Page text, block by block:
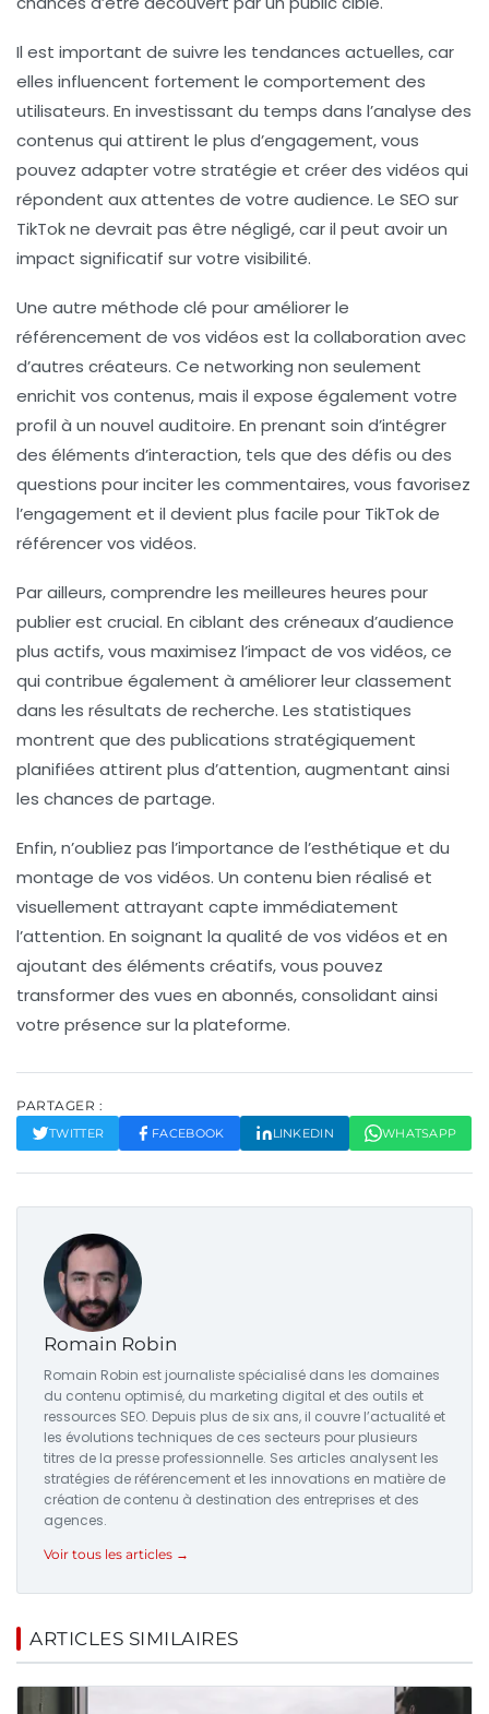
Il est important de suivre les tendances actuelles, car
elles influencent fortement le comportement des
utilisateurs. En investissant du temps dans l’analyse des
contenus qui attirent le plus d’engagement, vous
pouvez adapter votre stratégie et créer des vidéos qui
répondent aux attentes de votre audience. Le SEO sur
TikTok ne devrait pas être négligé, car il peut avoir un
impact significatif sur votre visibilité.
Une autre méthode clé pour améliorer le
référencement de vos vidéos est la collaboration avec
d’autres créateurs. Ce networking non seulement
enrichit vos contenus, mais il expose également votre
profil à un nouvel auditoire. En prenant soin d’intégrer
des éléments d’interaction, tels que des défis ou des
questions pour inciter les commentaires, vous favorisez
l’engagement et il devient plus facile pour TikTok de
référencer vos vidéos.
Par ailleurs, comprendre les meilleures heures pour
publier est crucial. En ciblant des créneaux d’audience
plus actifs, vous maximisez l’impact de vos vidéos, ce
qui contribue également à améliorer leur classement
dans les résultats de recherche. Les statistiques
montrent que des publications stratégiquement
planifiées attirent plus d’attention, augmentant ainsi
les chances de partage.
Enfin, n’oubliez pas l’importance de l’esthétique et du
montage de vos vidéos. Un contenu bien réalisé et
visuellement attrayant capte immédiatement
l’attention. En soignant la qualité de vos vidéos et en
ajoutant des éléments créatifs, vous pouvez
transformer des vues en abonnés, consolidant ainsi
votre présence sur la plateforme.
PARTAGER :
TWITTER FACEBOOK LINKEDIN WHATSAPP
Romain Robin
Romain Robin est journaliste spécialisé dans les domaines
du contenu optimisé, du marketing digital et des outils et
ressources SEO. Depuis plus de six ans, il couvre l’actualité et
les évolutions techniques de ces secteurs pour plusieurs
titres de la presse professionnelle. Ses articles analysent les
stratégies de référencement et les innovations en matière de
création de contenu à destination des entreprises et des
agences.
Voir tous les articles →
ARTICLES SIMILAIRES